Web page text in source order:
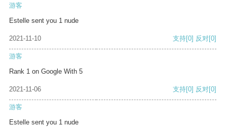
游客
Estelle sent you 1 nude
2021-11-10 支持[0] 反对[0]
游客
Rank 1 on Google With 5
2021-11-06 支持[0] 反对[0]
游客
Estelle sent you 1 nude